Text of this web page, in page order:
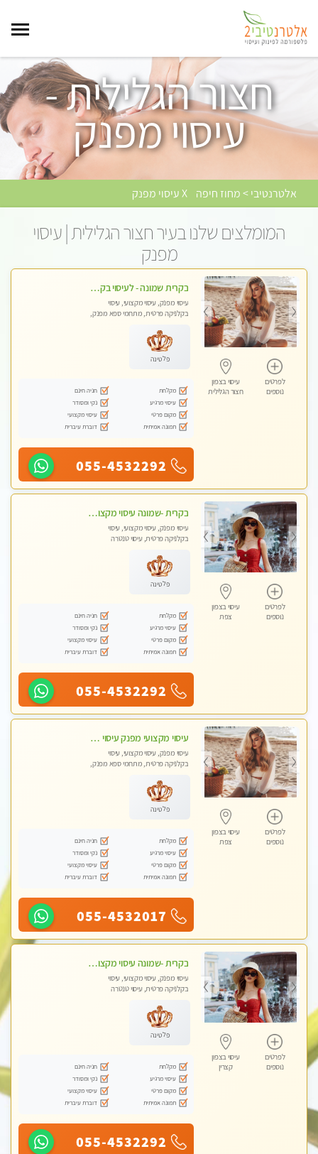
חצור הגלילית -
עיסוי מפנק
אלטרנטיבי > מחוז חיפה X עיסוי מפנק
המומלצים שלנו בעיר חצור הגלילית | עיסוי
מפנק
לפרטים
נוספים
עיסוי בצפון
חצור הגלילית
בקרית שמונה - לעיסוי בקליניקה פרטית לחלוטין, מעסה איכותית ומיוחדת ברמה גבוהה מאוד
עיסוי מפנק, עיסוי מקצועי, עיסוי
בקלניקה פרטית, מתחמי ספא מפנק,
פלטינה
מקלחת
חניה חינם
עיסוי מרגיע
נקי ומסודר
מקום פרטי
עיסוי מקצועי
תמונה אמיתית
דוברת עיברית
055-4532292
לפרטים
נוספים
עיסוי בצפון
צפת
בקרית -שמונה עיסוי מקצועי מפנק עיסוי עם אבנים חמות. מעסה עם תעודות. טיפול מרגיע ומפנק באווירה נעימה ושקטה
עיסוי מפנק, עיסוי מקצועי, עיסוי
בקלניקה פרטית, עיסוי טנטרה
פלטינה
מקלחת
חניה חינם
עיסוי מרגיע
נקי ומסודר
מקום פרטי
עיסוי מקצועי
תמונה אמיתית
דוברת עיברית
055-4532292
לפרטים
נוספים
עיסוי בצפון
צפת
עיסוי מקצועי מפנק עיסוי עם אבנים חמות. מעסה עם תעודות. טיפול מרגיע ומפנק באווירה נעימה ושקטה
עיסוי מפנק, עיסוי מקצועי, עיסוי
בקלניקה פרטית, מתחמי ספא מפנק,
פלטינה
מקלחת
חניה חינם
עיסוי מרגיע
נקי ומסודר
מקום פרטי
עיסוי מקצועי
תמונה אמיתית
דוברת עיברית
055-4532017
לפרטים
נוספים
עיסוי בצפון
קצרין
בקרית -שמונה עיסוי מקצועי מפנק עיסוי עם אבנים חמות. מעסה עם תעודות. טיפול מרגיע ומפנק באווירה נעימה ושקטה
עיסוי מפנק, עיסוי מקצועי, עיסוי
בקלניקה פרטית, עיסוי טנטרה
פלטינה
מקלחת
חניה חינם
עיסוי מרגיע
נקי ומסודר
מקום פרטי
עיסוי מקצועי
תמונה אמיתית
דוברת עיברית
055-4532292